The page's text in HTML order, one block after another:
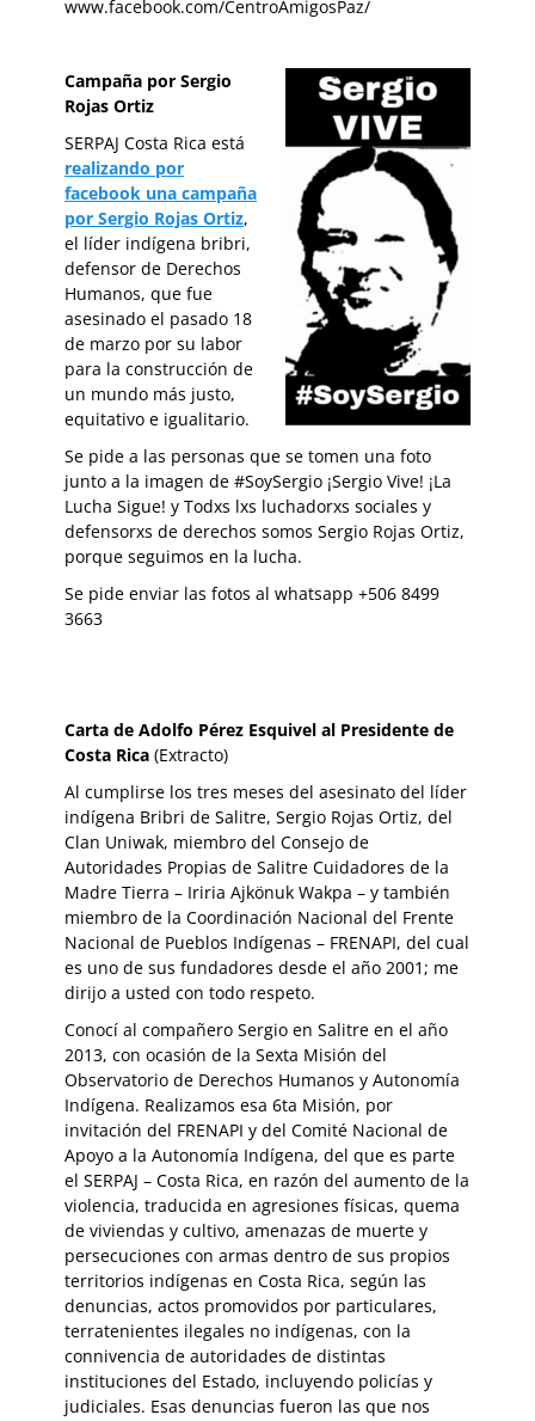
www.facebook.com/CentroAmigosPaz/
Campaña por Sergio
Rojas Ortiz
SERPAJ Costa Rica está
realizando por
facebook una campaña
por Sergio Rojas Ortiz,
el líder indígena bribri,
defensor de Derechos
Humanos, que fue
asesinado el pasado 18
de marzo por su labor
para la construcción de
un mundo más justo,
equitativo e igualitario.
Se pide a las personas que se tomen una foto
junto a la imagen de #SoySergio ¡Sergio Vive! ¡La
Lucha Sigue! y Todxs lxs luchadorxs sociales y
defensorxs de derechos somos Sergio Rojas Ortiz,
porque seguimos en la lucha.
Se pide enviar las fotos al whatsapp +506 8499
3663
Carta de Adolfo Pérez Esquivel al Presidente de
Costa Rica (Extracto)
Al cumplirse los tres meses del asesinato del líder
indígena Bribri de Salitre, Sergio Rojas Ortiz, del
Clan Uniwak, miembro del Consejo de
Autoridades Propias de Salitre Cuidadores de la
Madre Tierra – Iriria Ajkönuk Wakpa – y también
miembro de la Coordinación Nacional del Frente
Nacional de Pueblos Indígenas – FRENAPI, del cual
es uno de sus fundadores desde el año 2001; me
dirijo a usted con todo respeto.
Conocí al compañero Sergio en Salitre en el año
2013, con ocasión de la Sexta Misión del
Observatorio de Derechos Humanos y Autonomía
Indígena. Realizamos esa 6ta Misión, por
invitación del FRENAPI y del Comité Nacional de
Apoyo a la Autonomía Indígena, del que es parte
el SERPAJ – Costa Rica, en razón del aumento de la
violencia, traducida en agresiones físicas, quema
de viviendas y cultivo, amenazas de muerte y
persecuciones con armas dentro de sus propios
territorios indígenas en Costa Rica, según las
denuncias, actos promovidos por particulares,
terratenientes ilegales no indígenas, con la
connivencia de autoridades de distintas
instituciones del Estado, incluyendo policías y
judiciales. Esas denuncias fueron las que nos